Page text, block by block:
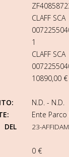
CLAFF SCA
1
CLAFF SCA
10890,00 €
N.D. - N.D.
Ente
DEL
23-
0 €